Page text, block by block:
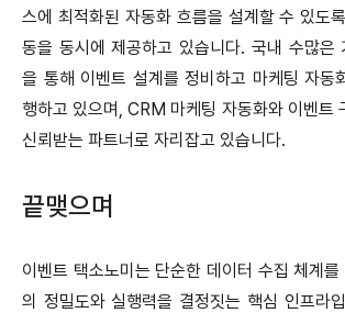
스에 최적화된 자동화 흐름을 설계할 수 있도
동을 동시에 제공하고 있습니다. 국내 수많은
을 통해 이벤트 설계를 정비하고 마케팅 자동
행하고 있으며, CRM 마케팅 자동화와 이벤트
신뢰받는 파트너로 자리잡고 있습니다.
끝맺으며
이벤트 택소노미는 단순한 데이터 수집 체계
의 정밀도와 실행력을 결정짓는 핵심 인프라